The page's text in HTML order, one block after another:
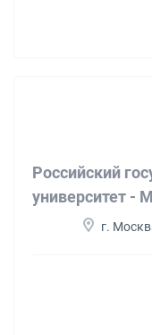
Российский
университет -
г.